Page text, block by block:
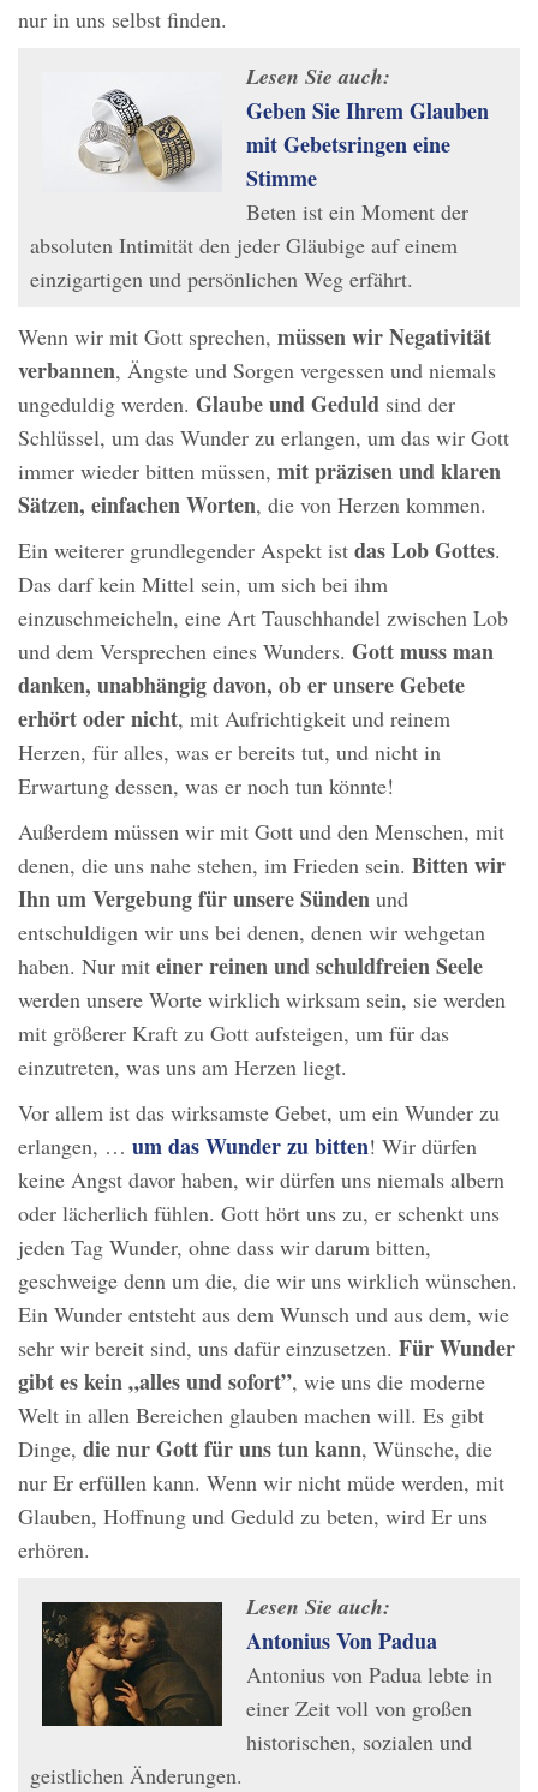
nur in uns selbst finden.
Lesen Sie auch:
Geben Sie Ihrem Glauben
mit Gebetsringen eine
Stimme
Beten ist ein Moment der
absoluten Intimität den jeder Gläubige auf einem
einzigartigen und persönlichen Weg erfährt.
Wenn wir mit Gott sprechen, müssen wir Negativität
verbannen, Ängste und Sorgen vergessen und niemals
ungeduldig werden. Glaube und Geduld sind der
Schlüssel, um das Wunder zu erlangen, um das wir Gott
immer wieder bitten müssen, mit präzisen und klaren
Sätzen, einfachen Worten, die von Herzen kommen.
Ein weiterer grundlegender Aspekt ist das Lob Gottes.
Das darf kein Mittel sein, um sich bei ihm
einzuschmeicheln, eine Art Tauschhandel zwischen Lob
und dem Versprechen eines Wunders. Gott muss man
danken, unabhängig davon, ob er unsere Gebete
erhört oder nicht, mit Aufrichtigkeit und reinem
Herzen, für alles, was er bereits tut, und nicht in
Erwartung dessen, was er noch tun könnte!
Außerdem müssen wir mit Gott und den Menschen, mit
denen, die uns nahe stehen, im Frieden sein. Bitten wir
Ihn um Vergebung für unsere Sünden und
entschuldigen wir uns bei denen, denen wir wehgetan
haben. Nur mit einer reinen und schuldfreien Seele
werden unsere Worte wirklich wirksam sein, sie werden
mit größerer Kraft zu Gott aufsteigen, um für das
einzutreten, was uns am Herzen liegt.
Vor allem ist das wirksamste Gebet, um ein Wunder zu
erlangen, … um das Wunder zu bitten! Wir dürfen
keine Angst davor haben, wir dürfen uns niemals albern
oder lächerlich fühlen. Gott hört uns zu, er schenkt uns
jeden Tag Wunder, ohne dass wir darum bitten,
geschweige denn um die, die wir uns wirklich wünschen.
Ein Wunder entsteht aus dem Wunsch und aus dem, wie
sehr wir bereit sind, uns dafür einzusetzen. Für Wunder
gibt es kein „alles und sofort”, wie uns die moderne
Welt in allen Bereichen glauben machen will. Es gibt
Dinge, die nur Gott für uns tun kann, Wünsche, die
nur Er erfüllen kann. Wenn wir nicht müde werden, mit
Glauben, Hoffnung und Geduld zu beten, wird Er uns
erhören.
Lesen Sie auch:
Antonius Von Padua
Antonius von Padua lebte in
einer Zeit voll von großen
historischen, sozialen und
geistlichen Änderungen.